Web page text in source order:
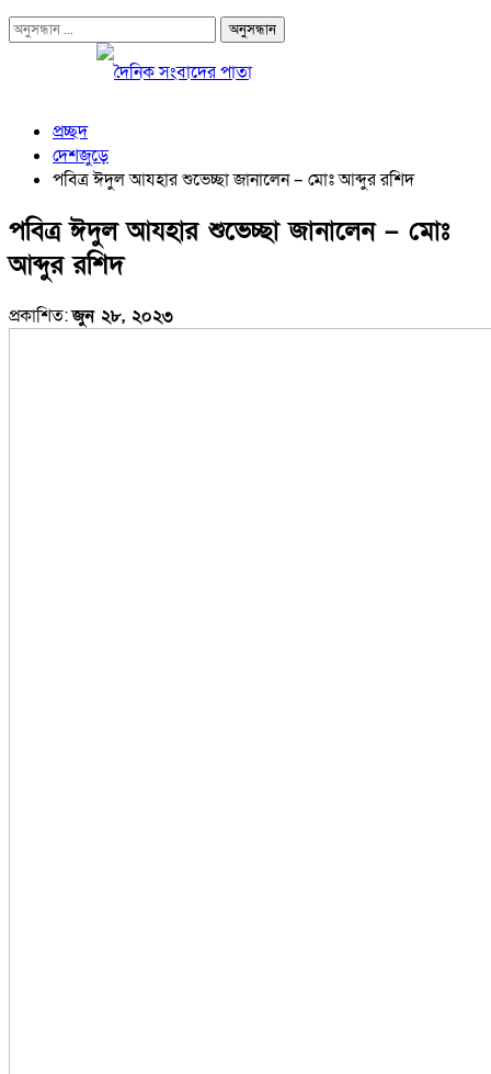
প্রচ্ছদ
দেশজুড়ে
পবিত্র ঈদুল আযহার শুভেচ্ছা জানালেন – মোঃ আব্দুর রশিদ
পবিত্র ঈদুল আযহার শুভেচ্ছা জানালেন – মোঃ
আব্দুর রশিদ
প্রকাশিত:জুন ২৮, ২০২৩